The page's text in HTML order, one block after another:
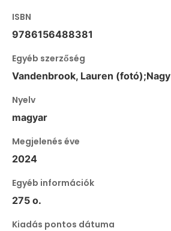
ISBN
9786156488381
Egyéb szerzőség
Vandenbrook, Lauren
Nyelv
magyar
Megjelenés éve
2024
Egyéb információk
275 o.
Kiadás pontos dátuma